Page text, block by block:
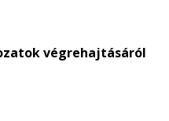
végrehajtásáról